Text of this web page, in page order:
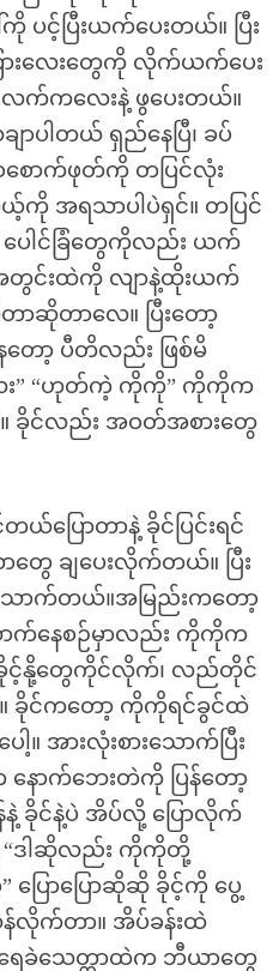
င့်ပြီးယက်ပေးတယ်။ ပြီး
ားလေးတွေကို လိုက်ယက်ပေး
က်ကလေးနဲ့ ဖွပေးတယ်။
ာပါတယ် ရှည်နေပြီ၊ ခပ်
ါစစောက်ဖုတ်ကို တပြင်လုံး
အရသာပါပဲရှင်။ တပြင်
ါင်ခြံတွေကိုလည်း ယက်
အတွင်းထဲကို လျာနဲ့ထိုးယက်
ဆိုတာလေ။ ပြီးတော့
ော့ ပီတိလည်း ဖြစ်မိ
လေး” “ဟုတ်ကဲ့ ကိုကို” ကိုကိုက
။ ခိုင်လည်း အဝတ်အစားတွေ
ြောတာနဲ့ ခိုင်ပြင်းရင်
ေ ချပေးလိုက်တယ်။ ပြီး
ောက်တယ်။အမြည်းကတော့
ာက်နေစဉ်မှာလည်း ကိုကိုက
င့်နို့တွေကိုင်လိုက်၊ လည်တိုင်
င်ကတော့ ကိုကိုရင်ခွင်ထဲ
ေါ့။ အားလုံးစားသောက်ပြီး
ောက်ဘေးတဲကို ပြန်တော့
နဲ့ ခိုင်နဲ့ပဲ အိပ်လို့ ပြောလိုက်
“ဒါဆိုလည်း ကိုကိုတို့
ပြောပြောဆိုဆို ခိုင့်ကို ပွေ့
န်လိုက်တာ။ အိပ်ခန်းထဲ
ေခဲသေတ္တာထဲက ဘီယာတွေ